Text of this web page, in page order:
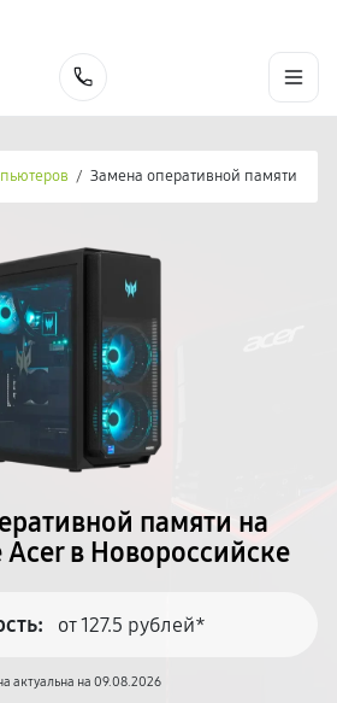
/ Замена оперативной памяти
памяти на
в Новороссийске
от 127.5 рублей*
актуальна на 09.08.2026